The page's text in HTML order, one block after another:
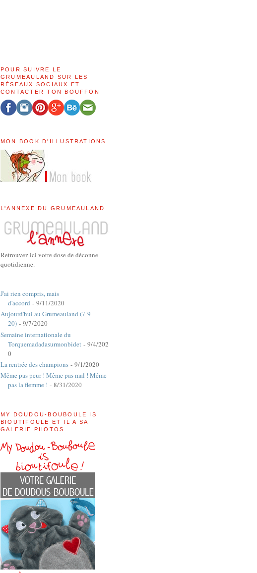
POUR SUIVRE LE
GRUMEAULAND SUR LES
RÉSEAUX SOCIAUX ET
CONTACTER TON BOUFFON
MON BOOK D'ILLUSTRATIONS
L'ANNEXE DU GRUMEAULAND
Retrouvez ici votre dose de déconne
quotidienne.
J'ai rien compris, mais
d'accord - 9/11/2020
Aujourd'hui au Grumeauland (7-9-
20) - 9/7/2020
Semaine internationale du
Torquemadadasurmonbidet - 9/4/202
0
La rentrée des champions - 9/1/2020
Même pas peur ! Même pas mal ! Même
pas la flemme ! - 8/31/2020
MY DOUDOU-BOUBOULE IS
BIOUTIFOULE ET IL A SA
GALERIE PHOTOS